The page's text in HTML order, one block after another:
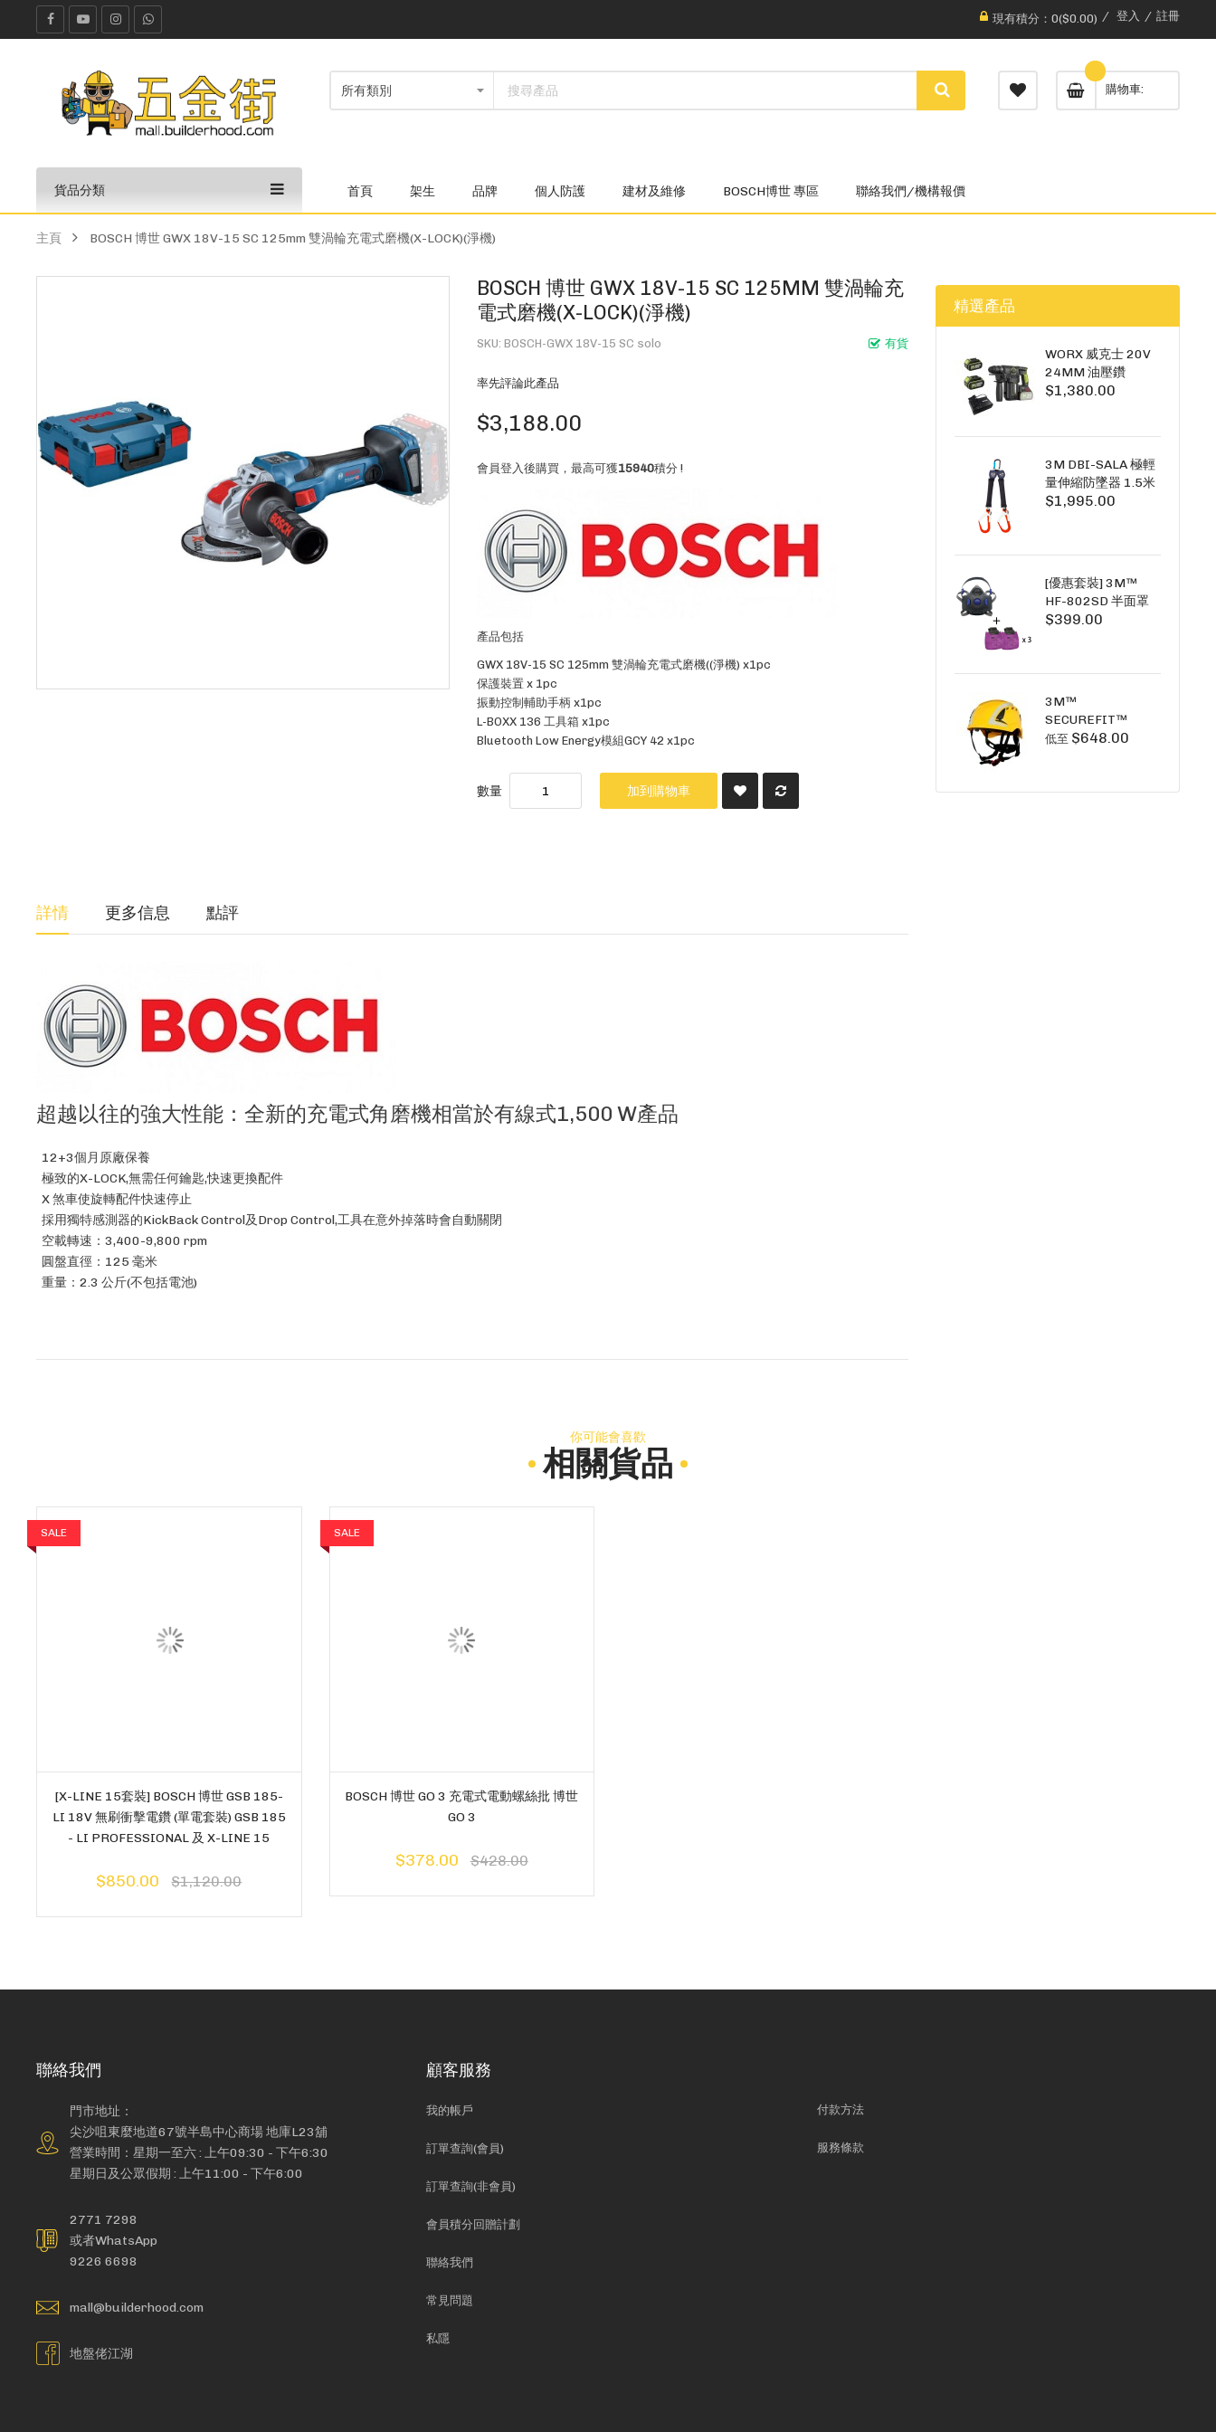
現有積分：0($0.00) 登入 註冊
購物車
貨品分類 首頁 架生 品牌 個人防護 建材及維修 BOSCH博世 專區 聯絡我們/機構報價
主頁 BOSCH 博世 GWX 18V-15 SC 125mm 雙渦輪充電式磨機(X-LOCK)(淨機)
BOSCH 博世 GWX 18V-15 SC 125MM 雙渦輪充
電式磨機(X-LOCK)(淨機)
有貨
SKU BOSCH-GWX 18V-15 SC solo
率先評論此產品
$3,188.00
會員登入後購買，最高可獲15940積分 !
產品包括
GWX 18V-15 SC 125mm 雙渦輪充電式磨機((淨機) x1pc
保護裝置 x 1pc
振動控制輔助手柄 x1pc
L-BOXX 136 工具箱 x1pc
Bluetooth Low Energy模組GCY 42 x1pc
數量 加到購物車
詳情 更多信息 點評
超越以往的強大性能：全新的充電式角磨機相當於有線式1,500 W產品
12+3個月原廠保養
極致的X-LOCK,無需任何鑰匙,快速更換配件
X 煞車使旋轉配件快速停止
採用獨特感測器的KickBack Control及Drop Control,工具在意外掉落時會自動關閉
空載轉速：3,400-9,800 rpm
圓盤直徑：125 毫米
重量：2.3 公斤(不包括電池)
精選產品
WORX 威克士 20V
24MM 油壓鑽
WU385.3（雙5A電
$1,380.00
3M DBI-SALA 極輕
量伸縮防墜器 1.5米
(雙鉤) 3101754
TWINS
$1,995.00
[優惠套裝] 3M™
HF-802SD 半面罩
式呼吸防護面具 +
SECURE CLICK HF-
系列
$399.00
3M™
SECUREFIT™
X5000系列 透氣安
低至 $648.00
你可能會喜歡
相關貨品
SALE
[X-LINE 15套裝] BOSCH 博世 GSB 185-
LI 18V 無刷衝擊電鑽 (單電套裝) GSB 185
- LI PROFESSIONAL 及 X-LINE 15
$850.00 $1,120.00
SALE
BOSCH 博世 GO 3 充電式電動螺絲批 博世
GO 3
$378.00 $428.00
聯絡我們
門市地址：
尖沙咀東麼地道67號半島中心商場 地庫L23舖
營業時間：星期一至六 : 上午09:30 - 下午6:30
星期日及公眾假期 : 上午11:00 - 下午6:00
2771 7298
或者WhatsApp
9226 6698
mall@builderhood.com
地盤佬江湖
顧客服務
我的帳戶
訂單查詢(會員)
訂單查詢(非會員)
會員積分回贈計劃
聯絡我們
常見問題
私隱
付款方法
服務條款